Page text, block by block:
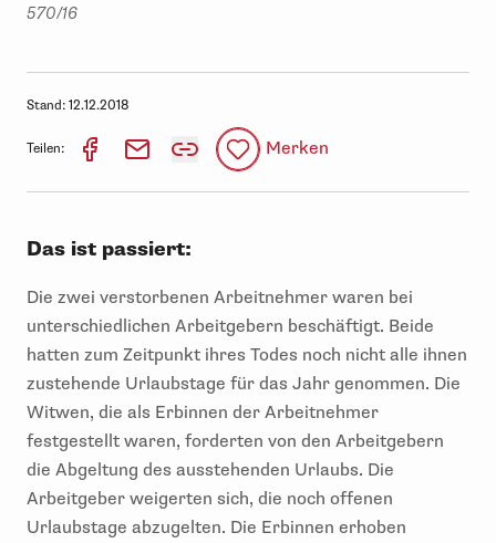
570/16
Stand: 12.12.2018
Teilen: Merken
Das ist passiert:
Die zwei verstorbenen Arbeitnehmer waren bei
unterschiedlichen Arbeitgebern beschäftigt. Beide
hatten zum Zeitpunkt ihres Todes noch nicht alle ihnen
zustehende Urlaubstage für das Jahr genommen. Die
Witwen, die als Erbinnen der Arbeitnehmer
festgestellt waren, forderten von den Arbeitgebern
die Abgeltung des ausstehenden Urlaubs. Die
Arbeitgeber weigerten sich, die noch offenen
Urlaubstage abzugelten. Die Erbinnen erhoben